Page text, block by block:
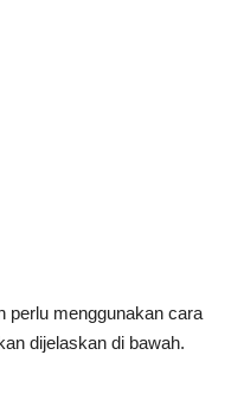
perlu menggunakan cara
dijelaskan di bawah.